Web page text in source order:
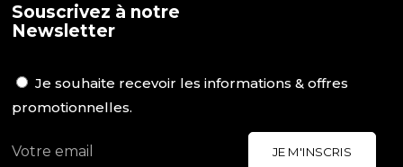
Souscrivez à notre
Newsletter
Je souhaite recevoir les informations & offres
promotionnelles.